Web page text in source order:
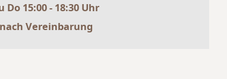
Do 15:00 - 18:30 Uhr
Vereinbarung